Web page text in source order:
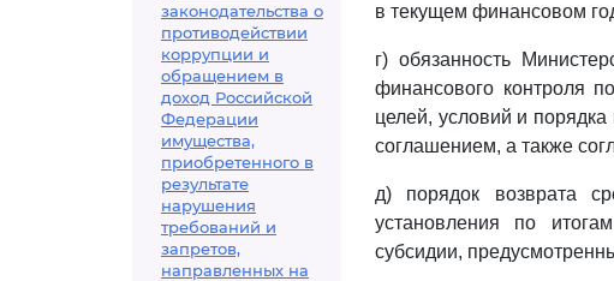
законодательства о
противодействии
коррупции и
обращением в
доход Российской
Федерации
имущества,
приобретенного в
результате
нарушения
требований и
запретов,
направленных на
в текущем финансовом
г) обязанность
финансового контроля
целей, условий и
соглашением, а также
д) порядок возврата
установления по
субсидии,